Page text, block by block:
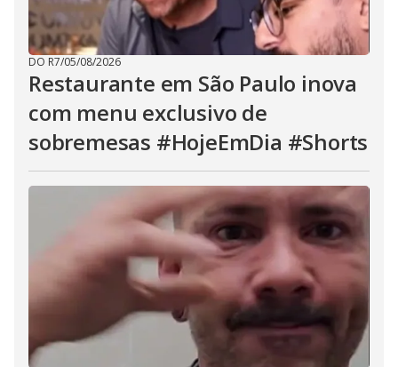
DO R7/05/08/2026
Restaurante em São Paulo inova
com menu exclusivo de
sobremesas #HojeEmDia #Shorts